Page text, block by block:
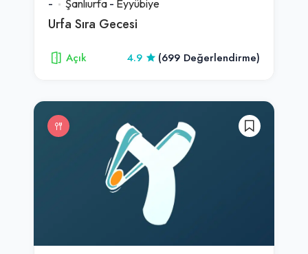
- Şanlıurfa - Eyyübiye
Urfa Sıra Gecesi
Açık 4.9 (699 Değerlendirme)